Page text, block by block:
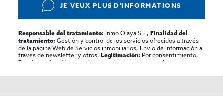
JE VEUX PLUS D'INFORMATIONS
Responsable del tratamiento: Inmo Olaya S.L,Finalidad del
tratamiento: Gestión y control de los servicios ofrecidos a través
de la página Web de Servicios inmobiliarios, Envío de información a
traves de newsletter y otros,Legitimación: Por consentimiento,
Destinatarios:
No se cederan los datos, salvo para elaborar
rectificar y suprimir los datos, solicitar la portabilidad de los